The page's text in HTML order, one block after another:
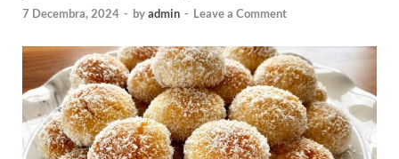
7 Decembra, 2024 - byadmin - Leave a Comment